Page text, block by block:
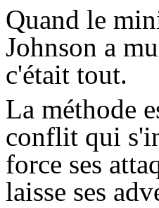
Quand le
Johnson a
c'était tout.
La méthode
conflit qui
force ses
laisse ses